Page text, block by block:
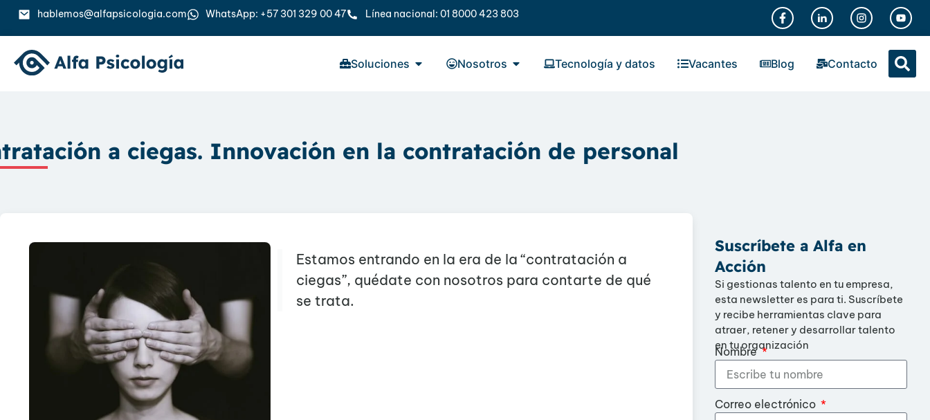
hablemos@alfapsicologia.com WhatsApp: +57 301 329 00 47 Línea nacional: 01 8000 423 803
Soluciones Nosotros Tecnología y datos Vacantes Blog Contacto
a ciegas. Innovación en la contratación de personal
Estamos entrando en la era de la “contratación a
ciegas”, quédate con nosotros para contarte de qué
se trata.
Suscríbete a Alfa en
Acción
Si gestionas talento en tu empresa,
esta newsletter es para ti. Suscríbete
y recibe herramientas clave para
atraer, retener y desarrollar talento
en tu organización
Nombre
Correo electrónico